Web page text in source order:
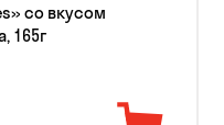
со вкусом
165г